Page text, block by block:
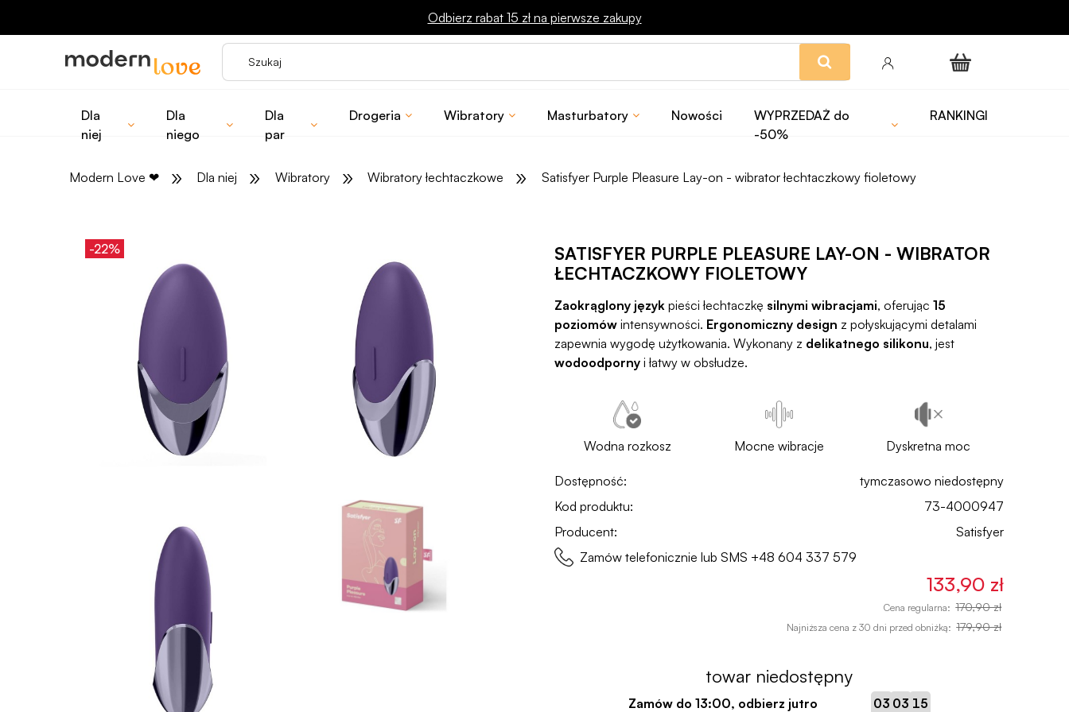
Odbierz rabat 15 zł na pierwsze zakupy
Dla
niej
Dla
niego
Dla
par
Drogeria Wibratory Masturbatory Nowości
WYPRZEDAŻ do
-50%
RANKINGI
Modern Love ❤ » Dla niej » Wibratory » Wibratory łechtaczkowe » Satisfyer Purple Pleasure Lay-on - wibrator łechtaczkowy fioletowy
-22%
SATISFYER PURPLE PLEASURE LAY-ON - WIBRATOR
ŁECHTACZKOWY FIOLETOWY
Zaokrąglony język pieści łechtaczkę silnymi wibracjami, oferując15
poziomów intensywności. Ergonomiczny design z połyskującymi detalami
zapewnia wygodę użytkowania. Wykonany z delikatnego silikonu, jest
wodoodporny i łatwy w obsłudze.
Wodna rozkosz Mocne wibracje Dyskretna moc
Dostępność:
tymczasowo niedostępny
Kod produktu:
73-4000947
Producent:
Satisfyer
Zamów telefonicznie lub SMS +48 604 337 579
133,90 zł
Cena regularna: 170,90 zł
Najniższa cena z 30 dni przed obniżką: 179,90 zł
towar niedostępny
Zamów do 13:00, odbierz jutro 03: 03: 14